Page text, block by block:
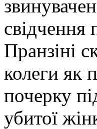
свідчення
Пранзіні
колеги як
почерку
убитої